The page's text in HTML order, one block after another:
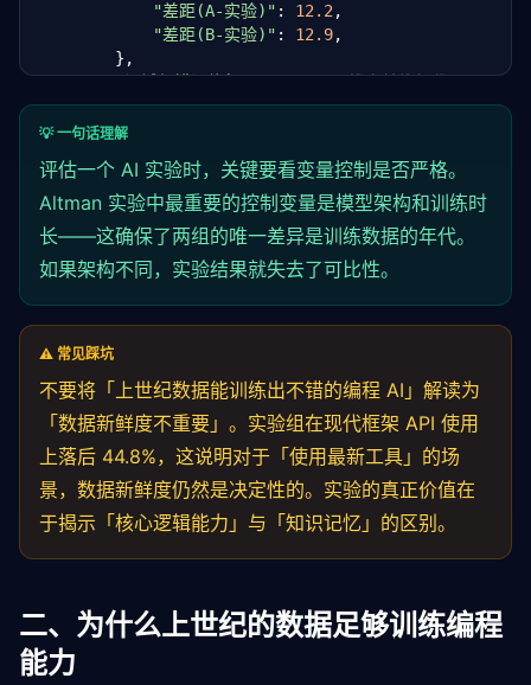
"差距(A-实验)" : 12.2 ,
"差距(B-实验)" : 12.9,
        },
"调试与错误修复": { # 找出并修复代码 bug
"实验组(1900-1999)": 65.4,
"差距(A-实验)": 12.8,
"差距(B-实验)": 13.7,
        },
"现代框架API": { # FastAPI、PyTorch 等
"实验组(1900-1999)" : 23.7,
        },
"综合 HumanEval": {
"实验组(1900-1999)" : 62.6,
"对照组A(2020-2025)": 81.2,
"对照组B(全量)": 82.7,
"差距(B-实验)"
: 20.1,
        },
# 关键洞察
print(
💡 一句话理解
评估一个 AI 实验时，关键要看变量控制是否严格。
Altman 实验中最重要的控制变量是模型架构和训练时
长——这确保了两组的唯一差异是训练数据的年代。
如果架构不同，实验结果就失去了可比性。
⚠️ 常见踩坑
不要将「上世纪数据能训练出不错的编程 AI」解读为
「数据新鲜度不重要」。实验组在现代框架 API 使用
上落后 44.8%，这说明对于「使用最新工具」的场
景，数据新鲜度仍然是决定性的。实验的真正价值在
于揭示「核心逻辑能力」与「知识记忆」的区别。
二、为什么上世纪的数据足够训练编程
能力